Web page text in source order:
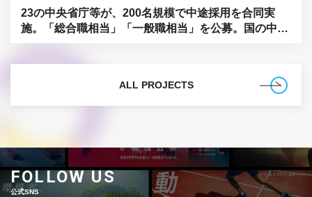
23の中央省庁等が、200名規模で中途採用を合同実
施。「総合職相当」「一般職相当」を公募。国の中枢
に、民間の知見を。
ALL PROJECTS
FOLLOW US
公式SNS